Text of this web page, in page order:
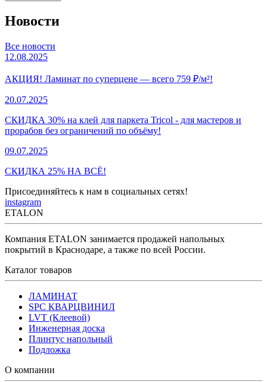
Новости
Все новости
12.08.2025
АКЦИЯ! Ламинат по суперцене — всего 759 ₽/м²!
20.07.2025
СКИДКА 30% на клей для паркета Tricol - для мастеров и
прорабов без ограничений по объёму!
09.07.2025
СКИДКА 25% НА ВСЁ!
Присоединяйтесь к нам в социальных сетях!
instagram
ETALON
Компания ETALON занимается продажей напольных
покрытий в Краснодаре, а также по всей России.
Каталог товаров
ЛАМИНАТ
SPC КВАРЦВИНИЛ
LVT (Клеевой)
Инженерная доска
Плинтус напольный
Подложка
О компании